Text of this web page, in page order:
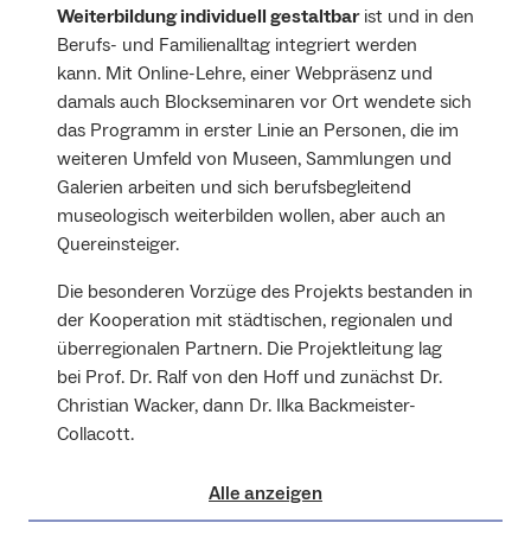
Weiterbildung individuell gestaltbarist und in den
Berufs- und Familienalltag integriert werden
kann. Mit Online-Lehre, einer Webpräsenz und
damals auch Blockseminaren vor Ort wendete sich
das Programm in erster Linie an Personen, die im
weiteren Umfeld von Museen, Sammlungen und
Galerien arbeiten und sich berufsbegleitend
museologisch weiterbilden wollen, aber auch an
Quereinsteiger.
Die besonderen Vorzüge des Projekts bestanden in
der Kooperation mit städtischen, regionalen und
überregionalen Partnern. Die Projektleitung lag
bei Prof. Dr. Ralf von den Hoff und zunächst Dr.
Christian Wacker, dann Dr. Ilka Backmeister-
Collacott.
Alle anzeigen